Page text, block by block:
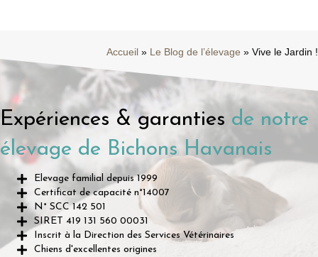
Accueil » Le Blog de l’élevage » Vive le Jardin !
Expériences & garanties de notre
élevage de Bichons Havanais
Elevage familial depuis 1999
Certificat de capacité n°14007
N° SCC 142 501
SIRET 419 131 560 00031
Inscrit à la Direction des Services Vétérinaires
Chiens d'excellentes origines